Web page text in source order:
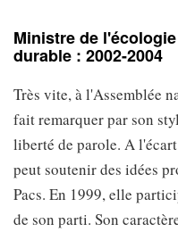
Ministre de
durable : 2002-2004
Très vite, à l'Assemblée
fait remarquer par son
liberté de parole. A
peut soutenir des idées
Pacs. En 1999, elle
de son parti. Son